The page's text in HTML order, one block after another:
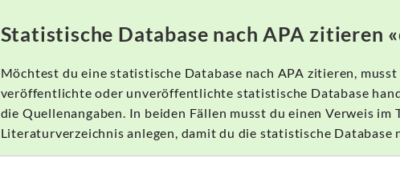
Statistische Database nach APA zitieren
Möchtest du eine statistische Database nach APA zitieren,
veröffentlichte oder unveröffentlichte statistische Database
die Quellenangaben. In beiden Fällen musst du einen Verweis im
Literaturverzeichnis anlegen, damit du die statistische Database